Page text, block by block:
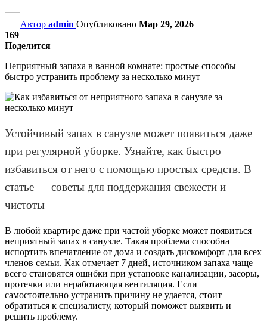
Автор admin Опубликовано Мар 29, 2026
169
Поделится
Неприятный запаха в ванной комнате: простые способы
быстро устранить проблему за несколько минут
Устойчивый запах в санузле может появиться даже
при регулярной уборке. Узнайте, как быстро
избавиться от него с помощью простых средств. В
статье — советы для поддержания свежести и
чистоты
В любой квартире даже при частой уборке может появиться
неприятный запах в санузле. Такая проблема способна
испортить впечатление от дома и создать дискомфорт для всех
членов семьи. Как отмечает 7 дней, источником запаха чаще
всего становятся ошибки при установке канализации, засоры,
протечки или неработающая вентиляция. Если
самостоятельно устранить причину не удается, стоит
обратиться к специалисту, который поможет выявить и
решить проблему.